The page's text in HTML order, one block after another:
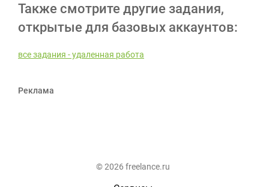
Также смотрите другие задания,
открытые для базовых аккаунтов:
все задания - удаленная работа
Реклама
© 2026 freelance.ru